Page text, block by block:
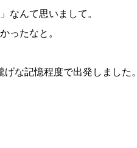
なんて思いまして。
ったなと。
な記憶程度で出発しました。